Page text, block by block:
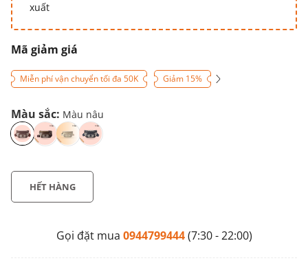
xuất
Mã giảm giá
Miễn phí vận chuyển tối đa 50K Giảm 15%
Màu sắc: Màu nâu
HẾT HÀNG
Gọi đặt mua 0944799444(7:30 - 22:00)